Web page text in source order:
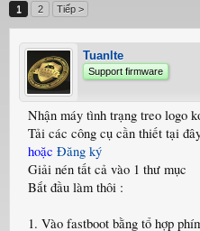
1 2 Tiếp >
Tuanlte
Support firmware
Nhận máy tình trạng treo logo
Tải các công cụ cần thiết tại
hoặc Đăng ký
Giải nén tất cả vào 1 thư mục
Bắt đầu làm thôi :
1. Vào fastboot bằng tổ hợp